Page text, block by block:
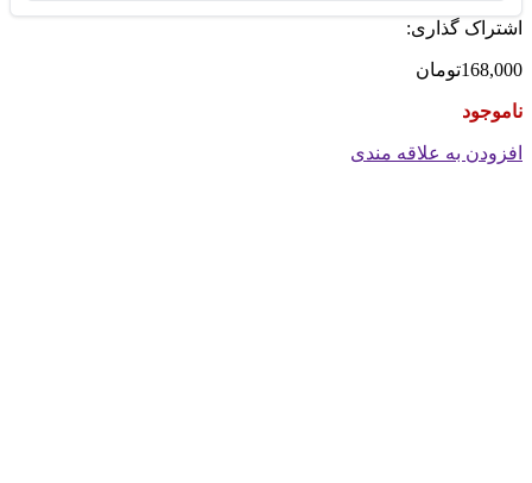
اشتراک گذاری:
168,000تومان
ناموجود
افزودن به علاقه مندی